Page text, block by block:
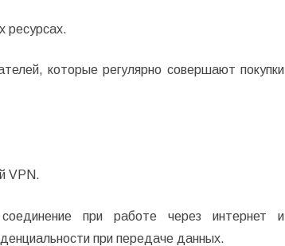
ресурсах.
которые регулярно совершают покупки
VPN.
при работе через интернет и
при передаче данных.